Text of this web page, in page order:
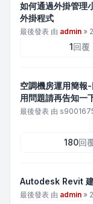
如何通過外掛管
外掛程式
最後發表 由 admin »
1回覆
空調機房運用簡報
用問題請再告知一
最後發表 由
180回
Autodesk Revit
最後發表 由 admin »